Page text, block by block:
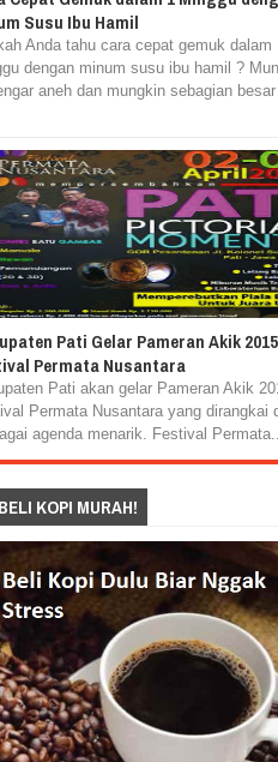
Susu Ibu Hamil
Anda tahu cara cepat gemuk dalam
dengan minum susu ibu hamil ?
aneh dan mungkin sebagian besar
Pati Gelar Pameran Akik 2015
Permata Nusantara
Pati akan gelar Pameran Akik
Permata Nusantara yang dirangkai
agenda menarik. Festival
KOPI MURAH!